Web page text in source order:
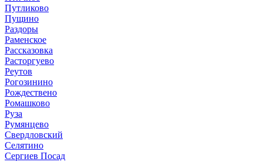
Путликово
Пущино
Раздоры
Раменское
Рассказовка
Расторгуево
Реутов
Рогозинино
Рождествено
Ромашково
Руза
Румянцево
Свердловский
Селятино
Сергиев Посад